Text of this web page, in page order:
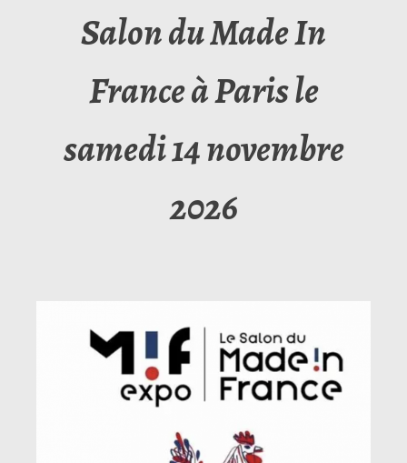
Salon du Made In
France à Paris le
samedi 14 novembre
2026